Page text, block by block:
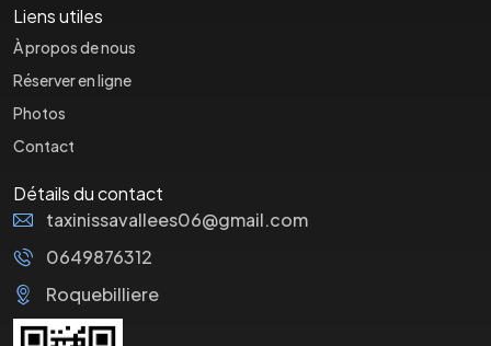
Liens utiles
À propos de nous
Réserver en ligne
Photos
Contact
Détails du contact
taxinissavallees06@gmail.com
0649876312
Roquebilliere